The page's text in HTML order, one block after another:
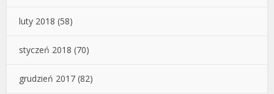
luty 2018 (58)
styczeń 2018 (70)
grudzień 2017 (82)